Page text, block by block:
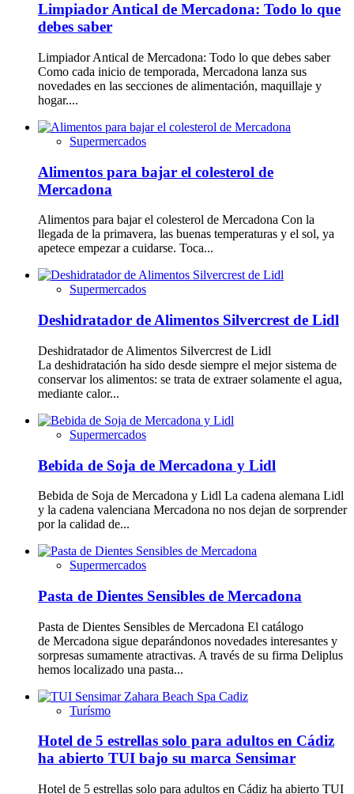
Limpiador Antical de Mercadona: Todo lo que
debes saber
Limpiador Antical de Mercadona: Todo lo que debes saber
Como cada inicio de temporada, Mercadona lanza sus
novedades en las secciones de alimentación, maquillaje y
hogar....
Supermercados
Alimentos para bajar el colesterol de
Mercadona
Alimentos para bajar el colesterol de Mercadona Con la
llegada de la primavera, las buenas temperaturas y el sol, ya
apetece empezar a cuidarse. Toca...
Supermercados
Deshidratador de Alimentos Silvercrest de Lidl
Deshidratador de Alimentos Silvercrest de Lidl
La deshidratación ha sido desde siempre el mejor sistema de
conservar los alimentos: se trata de extraer solamente el agua,
mediante calor...
Supermercados
Bebida de Soja de Mercadona y Lidl
Bebida de Soja de Mercadona y Lidl La cadena alemana Lidl
y la cadena valenciana Mercadona no nos dejan de sorprender
por la calidad de...
Supermercados
Pasta de Dientes Sensibles de Mercadona
Pasta de Dientes Sensibles de Mercadona El catálogo
de Mercadona sigue deparándonos novedades interesantes y
sorpresas sumamente atractivas. A través de su firma Deliplus
hemos localizado una pasta...
Turísmo
Hotel de 5 estrellas solo para adultos en Cádiz
ha abierto TUI bajo su marca Sensimar
Hotel de 5 estrellas solo para adultos en Cádiz ha abierto TUI